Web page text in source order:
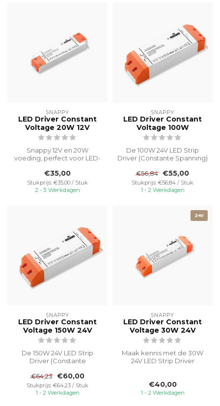
SNAPPY
LED Driver Constant
Voltage 20W 12V
Snappy 12V en 20W
voeding, perfect voor LED-
prestaties ...
€35,00
Stukprijs: €35,00 / Stuk
2 - 3 Werkdagen
SNAPPY
LED Driver Constant
Voltage 100W
De 100W 24V LED Strip
Driver (Constante Spanning)
hoogwaar...
€56,84 €55,00
Stukprijs: €56,84 / Stuk
1 - 2 Werkdagen
SNAPPY
LED Driver Constant
Voltage 150W 24V
De 150W 24V LED Strip
Driver (Constante
betrouwbare en efficiënte...
€64,23 €60,00
Stukprijs: €64,23 / Stuk
1 - 2 Werkdagen
24V
SNAPPY
LED Driver Constant
Voltage 30W 24V
Maak kennis met de 30W
24V LED Strip Driver
€40,00
1 - 2 Werkdagen